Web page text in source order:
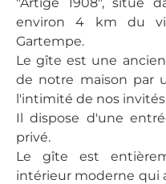
environ 4 km du
Gartempe.
Le gîte est une
de notre maison par
l'intimité de nos
Il dispose d'une
privé.
Le gîte est
intérieur moderne qui